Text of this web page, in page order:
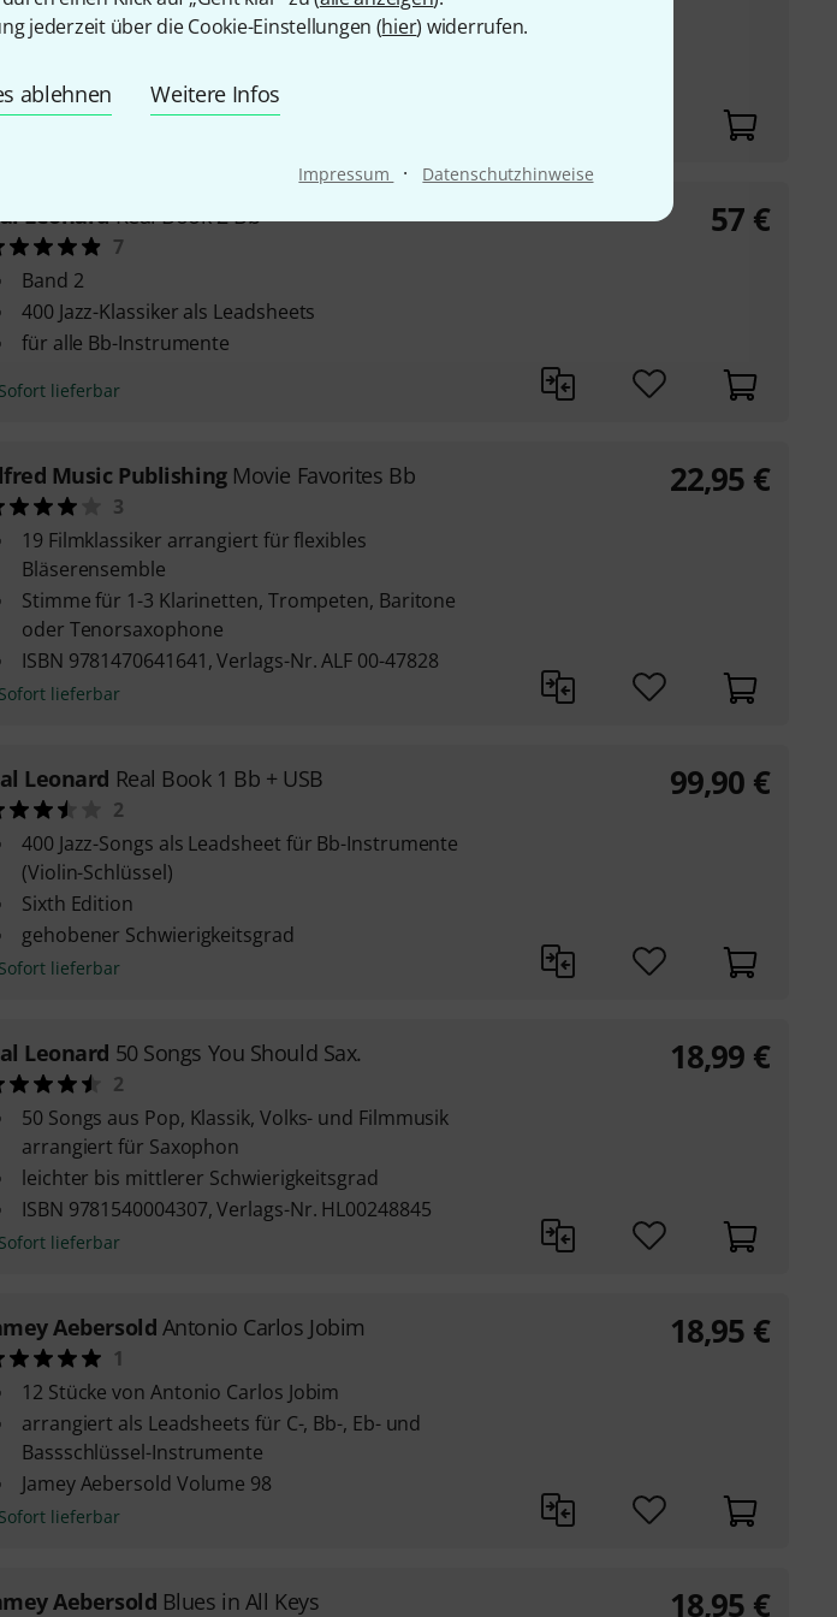
jederzeit über die Cookie-Einstellungen (hier) widerrufen.
ablehnen Weitere Infos
Impressum · Datenschutzhinweise
10 Bossa-Nova-Stücke
arrangiert als Leadsheets für C-, Bb-, Eb- und
mit Melodielinie und Akkorden
LeonardReal Book 2 Bb
7
Band 2
400 Jazz-Klassiker als Leadsheets
für alle Bb-Instrumente
Sofort lieferbar
57 €
Music Publishing Movie Favorites Bb
3
19 Filmklassiker arrangiert für flexibles
Bläserensemble
Stimme für 1-3 Klarinetten, Trompeten, Baritone
oder Tenorsaxophone
ISBN 9781470641641, Verlags-Nr. ALF 00-47828
Sofort lieferbar
22,95 €
Leonard Real Book 1 Bb + USB
2
400 Jazz-Songs als Leadsheet für Bb-Instrumente
(Violin-Schlüssel)
Sixth Edition
gehobener Schwierigkeitsgrad
Sofort lieferbar
99,90 €
Leonard 50 Songs You Should Sax.
2
50 Songs aus Pop, Klassik, Volks- und Filmmusik
arrangiert für Saxophon
leichter bis mittlerer Schwierigkeitsgrad
ISBN 9781540004307, Verlags-Nr. HL00248845
Sofort lieferbar
18,99 €
Aebersold Antonio Carlos Jobim
1
12 Stücke von Antonio Carlos Jobim
arrangiert als Leadsheets für C-, Bb-, Eb- und
Bassschlüssel-Instrumente
Jamey Aebersold Volume 98
Sofort lieferbar
18,95 €
Aebersold Blues in All Keys 18,95 €